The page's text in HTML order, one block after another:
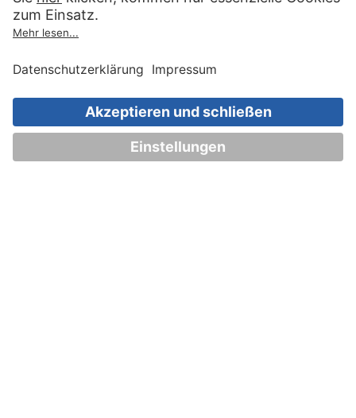
Top Artikel
Artikel auswählen
Bestens bewertet bei: